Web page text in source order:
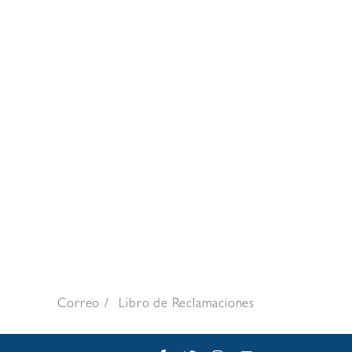
Correo Libro de Reclamaciones